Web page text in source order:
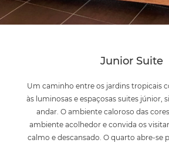
Junior Suite
Um caminho entre os jardins tropicais
às luminosas e espaçosas suites júnior,
andar. O ambiente caloroso das
ambiente acolhedor e convida os
calmo e descansado. O quarto abre-se